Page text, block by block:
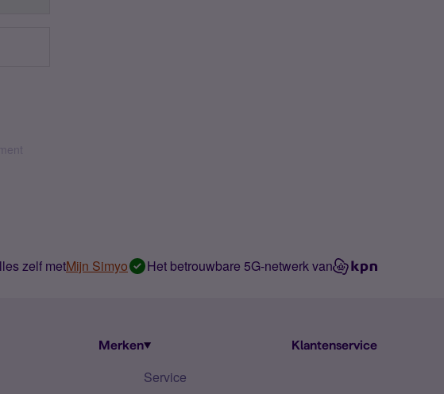
zelf metMijn Simyo Het betrouwbare 5G-netwerk van
Merken Klantenservice
Service